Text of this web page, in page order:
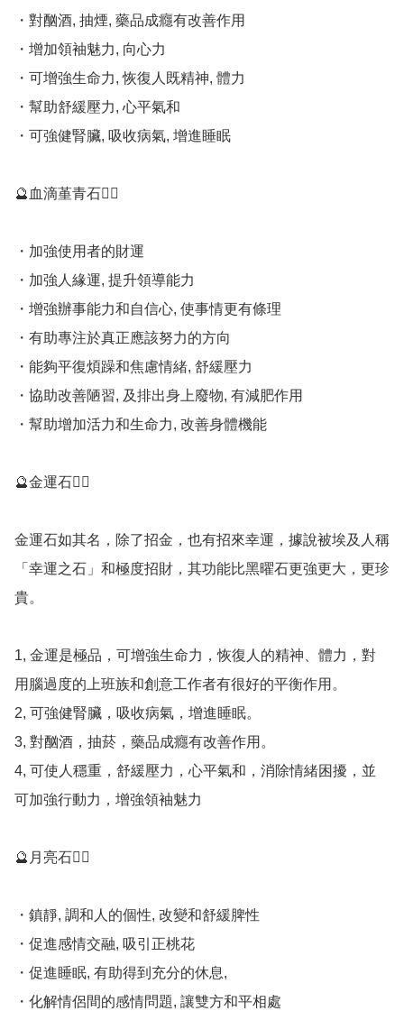
・對酗酒, 抽煙, 藥品成癮有改善作用
・增加領袖魅力, 向心力
・可增強生命力, 恢復人既精神, 體力
・幫助舒緩壓力, 心平氣和
・可強健腎臟, 吸收病氣, 增進睡眠
🔮血滴堇青石💁‍♀️
・加強使用者的財運
・加強人緣運, 提升領導能力
・增強辦事能力和自信心, 使事情更有條理
・有助專注於真正應該努力的方向
・能夠平復煩躁和焦慮情緒, 舒緩壓力
・協助改善陋習, 及排出身上廢物, 有減肥作用
・幫助增加活力和生命力, 改善身體機能
🔮金運石💁‍♀️
金運石如其名，除了招金，也有招來幸運，據說被埃及人稱
「幸運之石」和極度招財，其功能比黑曜石更強更大，更珍
貴。
1, 金運是極品，可增強生命力，恢復人的精神、體力，對
用腦過度的上班族和創意工作者有很好的平衡作用。
2, 可強健腎臟，吸收病氣，增進睡眠。
3, 對酗酒，抽菸，藥品成癮有改善作用。
4, 可使人穩重，舒緩壓力，心平氣和，消除情緒困擾，並
可加強行動力，增強領袖魅力
🔮月亮石💁‍♀️
・鎮靜, 調和人的個性, 改變和舒緩脾性
・促進感情交融, 吸引正桃花
・促進睡眠, 有助得到充分的休息,
・化解情侶間的感情問題, 讓雙方和平相處